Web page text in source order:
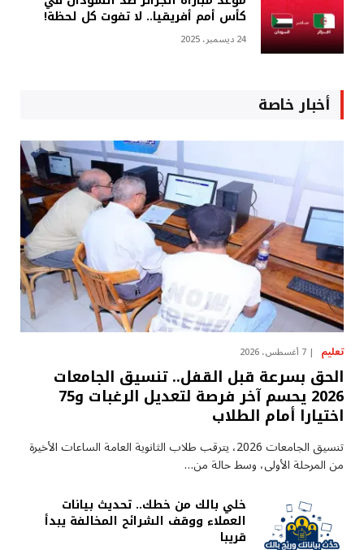
كأس أمم أفريقيا.. لا تفوت كل لحظة!
24 ديسمبر، 2025
أخبار خاصة
تعليم 7 أغسطس، 2026
الحق بسرعة قبل القفل.. تنسيق الجامعات
2026 يحسم آخر فرصة لتعديل الرغبات و75
اختيارا أمام الطلاب
تنسيق الجامعات 2026، يترقب طلاب الثانوية العامة الساعات الأخيرة
من المرحلة الأولى، وسط حالة من…
خلي بالك من خطك.. تحديث بيانات
العملاء ووقف الشرائح المخالفة يبدأ
قريبا